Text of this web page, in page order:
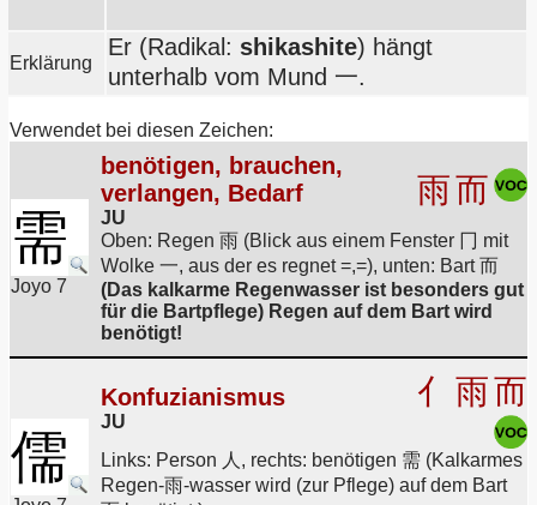
Erklärung
Er (Radikal: shikashite) hängt
unterhalb vom Mund 一.
Verwendet bei diesen Zeichen:
需
Joyo 7
benötigen, brauchen,
verlangen, Bedarf
JU
雨而
Oben: Regen 雨 (Blick aus einem Fenster 冂 mit
Wolke 一, aus der es regnet =,=), unten: Bart 而
(Das kalkarme Regenwasser ist besonders gut
für die Bartpflege) Regen auf dem Bart wird
benötigt!
儒
Konfuzianismus
JU
亻 雨而
Links: Person 人, rechts: benötigen 需 (Kalkarmes
Regen-雨-wasser wird (zur Pflege) auf dem Bart